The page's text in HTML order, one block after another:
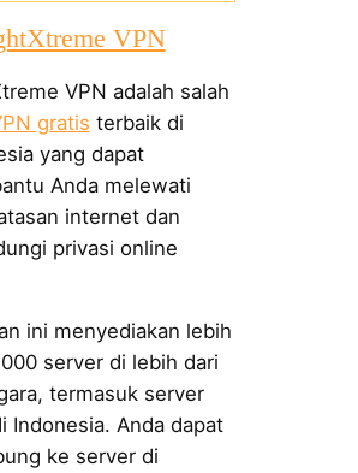
VPN
VPN adalah salah
gratis terbaik di
yang dapat
Anda melewati
internet dan
privasi online
ini menyediakan lebih
server di lebih dari
termasuk server
Indonesia. Anda dapat
ke server di